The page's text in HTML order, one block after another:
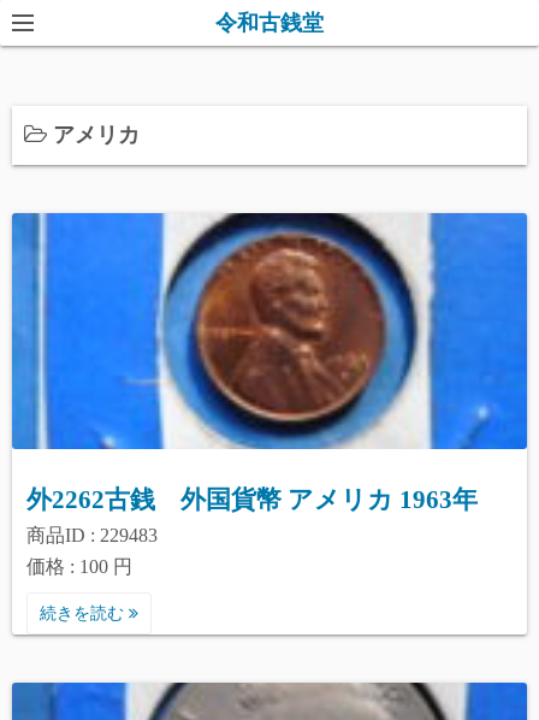
コ
ン
ン
へ
令和古銭堂
アメリカ
外2262古銭 外国貨幣 アメリカ 1963年
商品ID : 229483
価格 : 100 円
続きを読む